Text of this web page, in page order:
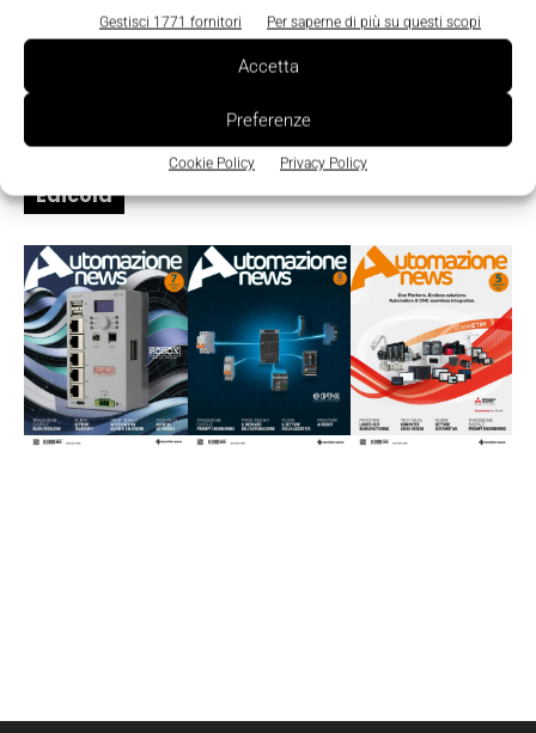
Gestisci 1771 fornitori Per saperne di più su questi scopi
Accetta
Preferenze
Cookie Policy Privacy Policy
Edicola